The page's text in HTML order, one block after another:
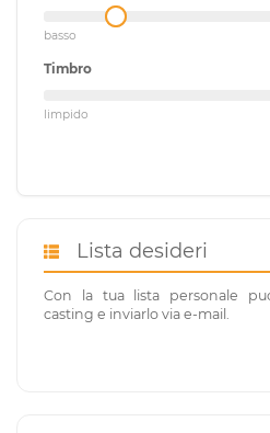
basso
Timbro
limpido
Lista desideri
Con la tua lista personale
casting e inviarlo via e-mail.